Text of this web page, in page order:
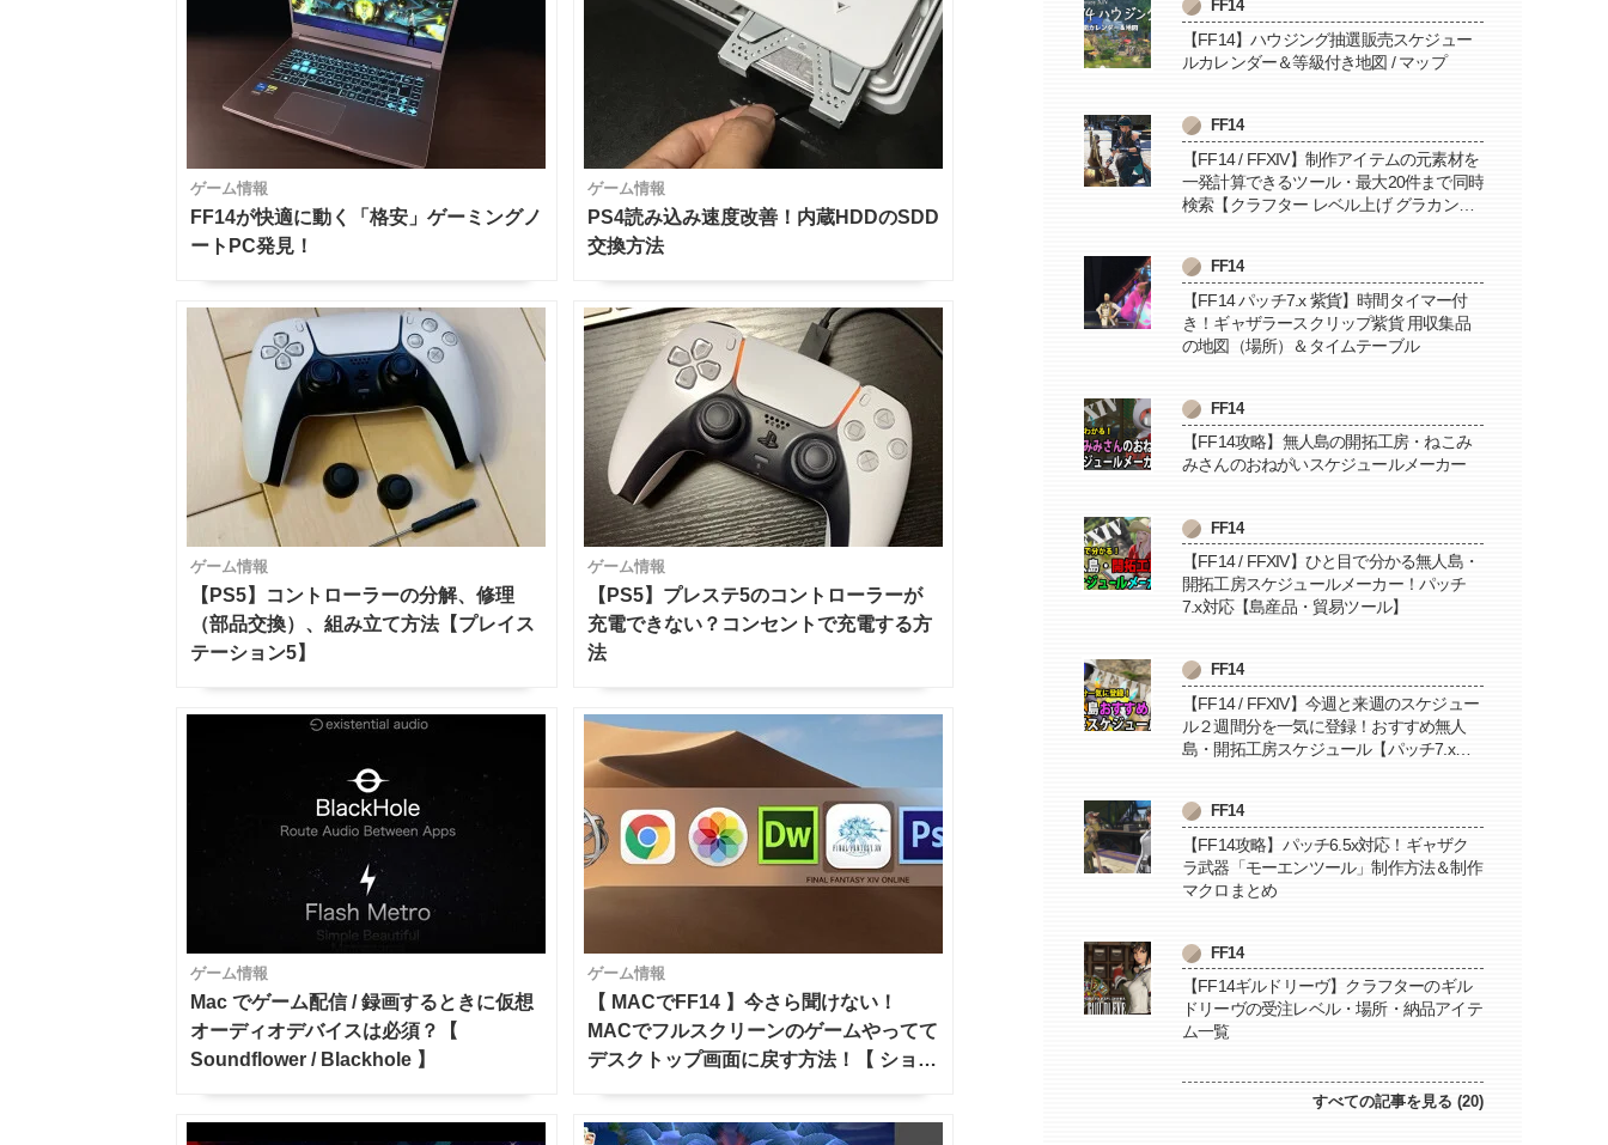
ゲーム情報
FF14が快適に動く「格安」ゲーミングノ
ートPC発見！
ゲーム情報
PS4読み込み速度改善！内蔵HDDのSDD
交換方法
ゲーム情報
【PS5】コントローラーの分解、修理
（部品交換）、組み立て方法【プレイス
テーション5】
ゲーム情報
【PS5】プレステ5のコントローラーが
充電できない？コンセントで充電する方
法
ゲーム情報
Mac でゲーム配信 / 録画するときに仮想
オーディオデバイスは必須？【
Soundflower / Blackhole 】
ゲーム情報
【 MACでFF14 】今さら聞けない！
MACでフルスクリーンのゲームやってて
デスクトップ画面に戻す方法！【 ショー
FF14
【FF14】ハウジング抽選販売スケジュー
ルカレンダー＆等級付き地図 / マップ
FF14
【FF14 / FFXIV】制作アイテムの元素材を
一発計算できるツール・最大20件まで同時
検索【クラフター レベル上げ グラカン納
FF14
【FF14 パッチ7.x 紫貨】時間タイマー付
き！ギャザラースクリップ紫貨 用収集品
の地図（場所）＆タイムテーブル
FF14
【FF14攻略】無人島の開拓工房・ねこみ
みさんのおねがいスケジュールメーカー
FF14
【FF14 / FFXIV】ひと目で分かる無人島・
開拓工房スケジュールメーカー！パッチ
7.x対応【島産品・貿易ツール】
FF14
【FF14 / FFXIV】今週と来週のスケジュー
ル２週間分を一気に登録！おすすめ無人
島・開拓工房スケジュール【パッチ7.x対
FF14
【FF14攻略】パッチ6.5x対応！ギャザク
ラ武器「モーエンツール」制作方法＆制作
マクロまとめ
FF14
【FF14ギルドリーヴ】クラフターのギル
ドリーヴの受注レベル・場所・納品アイテ
ム一覧
すべての記事を見る (20)